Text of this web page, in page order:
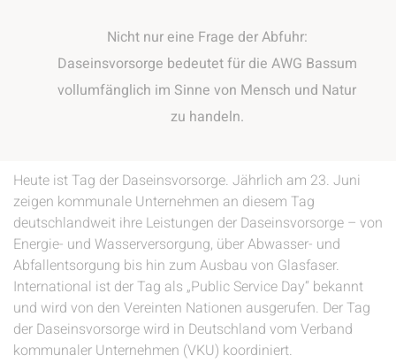
Nicht nur eine Frage der Abfuhr:
Daseinsvorsorge bedeutet für die AWG Bassum
vollumfänglich im Sinne von Mensch und Natur
zu handeln.
Heute ist Tag der Daseinsvorsorge. Jährlich am 23. Juni
zeigen kommunale Unternehmen an diesem Tag
deutschlandweit ihre Leistungen der Daseinsvorsorge – von
Energie- und Wasserversorgung, über Abwasser- und
Abfallentsorgung bis hin zum Ausbau von Glasfaser.
International ist der Tag als „Public Service Day“ bekannt
und wird von den Vereinten Nationen ausgerufen. Der Tag
der Daseinsvorsorge wird in Deutschland vom Verband
kommunaler Unternehmen (VKU) koordiniert.